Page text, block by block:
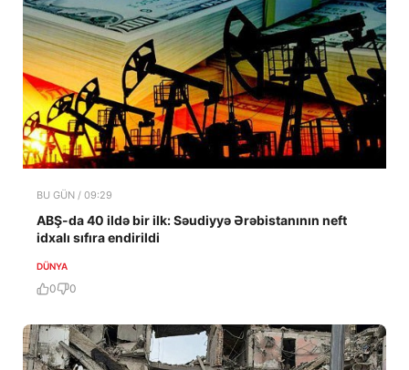
BU GÜN / 09:29
ABŞ-da 40 ildə bir ilk: Səudiyyə Ərəbistanının neft
idxalı sıfıra endirildi
DÜNYA
0 0